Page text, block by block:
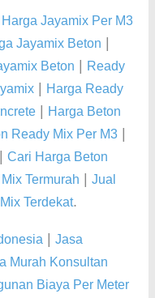
Harga Jayamix Per M3
Jayamix Beton
Beton
Ready
Harga Ready
Harga Beton
Ready Mix Per M3
Cari Harga Beton
Termurah
Jual
Terdekat.
Jasa
Murah Konsultan
Biaya Per Meter